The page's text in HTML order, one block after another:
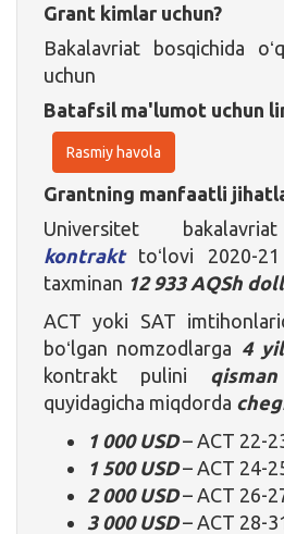
Grant kimlar uchun?
Bakalavriat bosqichida
uchun
Batafsil ma'lumot uchun
Rasmiy havola
Grantning manfaatli
Universitet
kontrakt
toʻlovi 2020-
taxminan 12 933 AQSh
ACT yoki SAT
boʻlgan nomzodlarga 4
kontrakt pulini
quyidagicha miqdorda
1 000 USD– ACT 22-
1 500 USD– ACT 24-
2 000 USD– ACT 26-
3 000 USD– ACT 28-